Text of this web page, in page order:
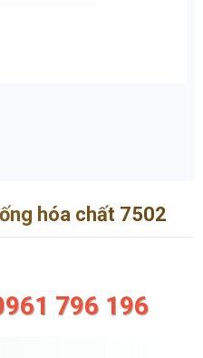
hóa chất 7502
796 196